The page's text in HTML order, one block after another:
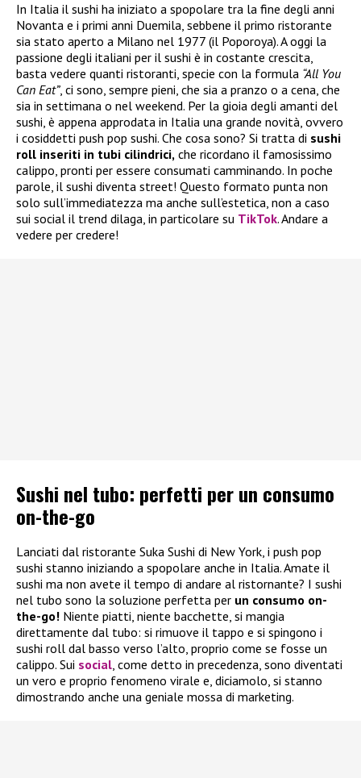
In Italia il sushi ha iniziato a spopolare tra la fine degli anni
Novanta e i primi anni Duemila, sebbene il primo ristorante
sia stato aperto a Milano nel 1977 (il Poporoya). A oggi la
passione degli italiani per il sushi è in costante crescita,
basta vedere quanti ristoranti, specie con la formula “All You
Can Eat”, ci sono, sempre pieni, che sia a pranzo o a cena, che
sia in settimana o nel weekend. Per la gioia degli amanti del
sushi, è appena approdata in Italia una grande novità, ovvero
i cosiddetti push pop sushi. Che cosa sono? Si tratta di sushi
roll inseriti in tubi cilindrici, che ricordano il famosissimo
calippo, pronti per essere consumati camminando. In poche
parole, il sushi diventa street! Questo formato punta non
solo sull’immediatezza ma anche sull’estetica, non a caso
sui social il trend dilaga, in particolare su TikTok. Andare a
vedere per credere!
Sushi nel tubo: perfetti per un consumo
on-the-go
Lanciati dal ristorante Suka Sushi di New York, i push pop
sushi stanno iniziando a spopolare anche in Italia. Amate il
sushi ma non avete il tempo di andare al ristornante? I sushi
nel tubo sono la soluzione perfetta per un consumo on-
the-go! Niente piatti, niente bacchette, si mangia
direttamente dal tubo: si rimuove il tappo e si spingono i
sushi roll dal basso verso l’alto, proprio come se fosse un
calippo. Sui social , come detto in precedenza, sono diventati
un vero e proprio fenomeno virale e, diciamolo, si stanno
dimostrando anche una geniale mossa di marketing.